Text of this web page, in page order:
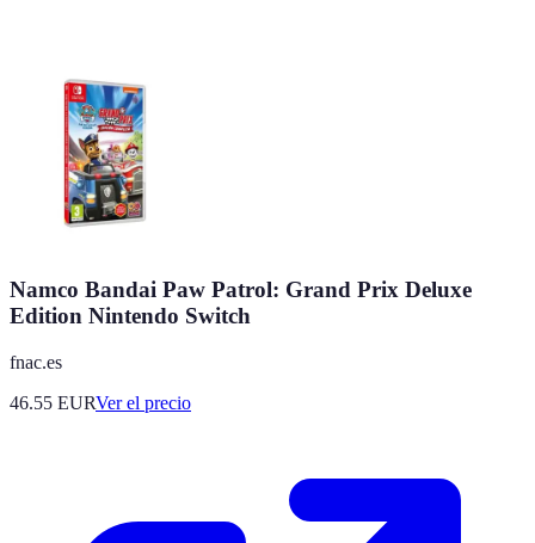
Namco Bandai Paw Patrol: Grand Prix Deluxe
Edition Nintendo Switch
fnac.es
46.55 EURVer el precio